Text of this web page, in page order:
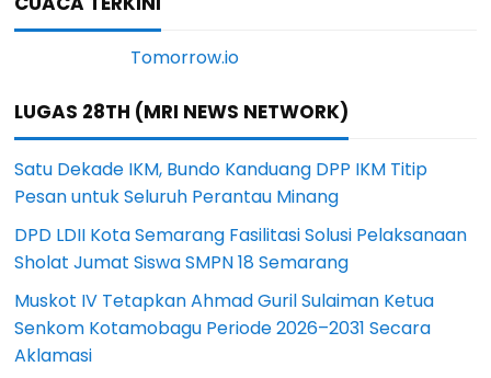
LUGAS 28TH (MRI NEWS NETWORK)
Satu Dekade IKM, Bundo Kanduang DPP IKM Titip
Pesan untuk Seluruh Perantau Minang
DPD LDII Kota Semarang Fasilitasi Solusi Pelaksanaan
Sholat Jumat Siswa SMPN 18 Semarang
Muskot IV Tetapkan Ahmad Guril Sulaiman Ketua
Senkom Kotamobagu Periode 2026–2031 Secara
Aklamasi